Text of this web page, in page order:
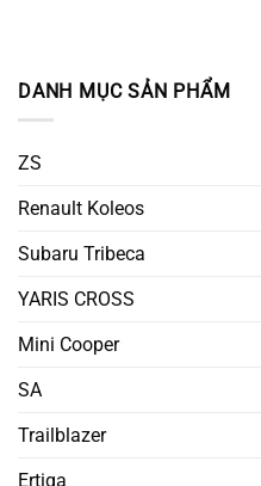
DANH MỤC SẢN PHẨM
ZS
Renault Koleos
Subaru Tribeca
YARIS CROSS
Mini Cooper
SA
Trailblazer
Ertiga